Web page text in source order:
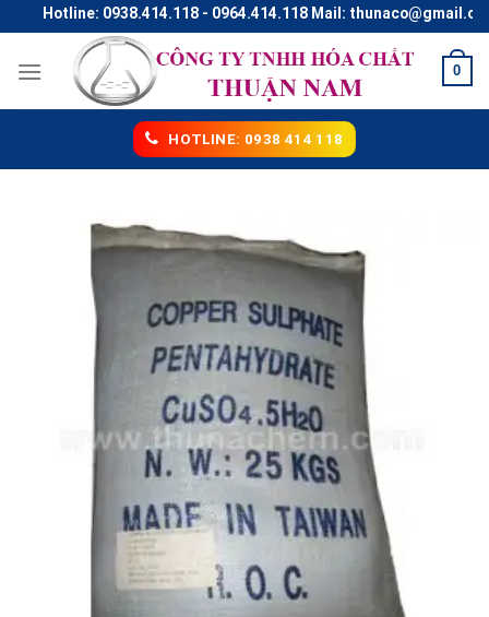
to
content
Hotline: 0938.414.118 - 0964.414.118 Mail: thunaco@gmail.com
0
HOTLINE: 0938 414 118